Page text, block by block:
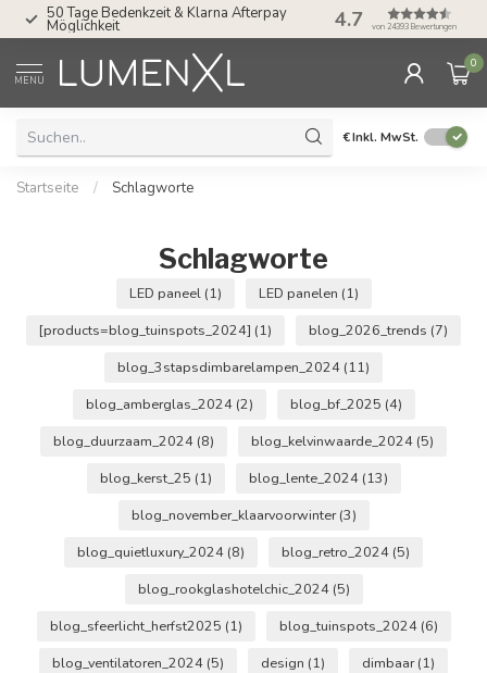
50 Tage Bedenkzeit & Klarna Afterpay
Möglichkeit Service: Mo bis Fr
4.7 von 24393 Bewertungen
MENU
0
€Inkl. MwSt.
Startseite / Schlagworte
Schlagworte
LED paneel (1) LED panelen (1)
[products=blog_tuinspots_2024] (1) blog_2026_trends (7)
blog_3stapsdimbarelampen_2024 (11)
blog_amberglas_2024 (2) blog_bf_2025 (4)
blog_duurzaam_2024 (8) blog_kelvinwaarde_2024 (5)
blog_kerst_25 (1) blog_lente_2024 (13)
blog_november_klaarvoorwinter(3)
blog_quietluxury_2024 (8) blog_retro_2024 (5)
blog_rookglashotelchic_2024 (5)
blog_sfeerlicht_herfst2025 (1) blog_tuinspots_2024 (6)
blog_ventilatoren_2024 (5) design (1) dimbaar(1)